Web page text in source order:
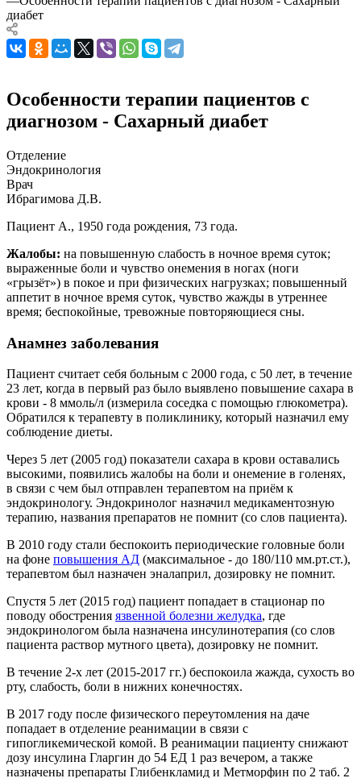
диабет
Особенности терапии пациентов с
диагнозом - Сахарный диабет
Отделение
Эндокринология
Врач
Ибрагимова Д.В.
Пациент А., 1950 года рождения, 73 года.
Жалобы: на повышенную слабость в ночное время суток;
выраженные боли и чувство онемения в ногах (ноги
«грызёт») в покое и при физических нагрузках; повышенный
аппетит в ночное время суток, чувство жажды в утреннее
время; беспокойные, тревожные повторяющиеся сны.
Анамнез заболевания
Пациент считает себя больным с 2000 года, с 50 лет, в течение
23 лет, когда в первый раз было выявлено повышение сахара в
крови - 8 ммоль/л (измерила соседка с помощью глюкометра).
Обратился к терапевту в поликлинику, который назначил ему
соблюдение диеты.
Через 5 лет (2005 год) показатели сахара в крови оставались
высокими, появились жалобы на боли и онемение в голенях,
в связи с чем был отправлен терапевтом на приём к
эндокринологу. Эндокринолог назначил медикаментозную
терапию, названия препаратов не помнит (со слов пациента).
В 2010 году стали беспокоить периодические головные боли
на фоне повышения АД (максимальное - до 180/110 мм.рт.ст.),
терапевтом был назначен эналаприл, дозировку не помнит.
Спустя 5 лет (2015 год) пациент попадает в стационар по
поводу обострения язвенной болезни желудка, где
эндокринологом была назначена инсулинотерапия (со слов
пациента раствор мутного цвета), дозировку не помнит.
В течение 2-х лет (2015-2017 гг.) беспокоила жажда, сухость во
рту, слабость, боли в нижних конечностях.
В 2017 году после физического переутомления на даче
попадает в отделение реанимации в связи с
гипогликемической комой. В реанимации пациенту снижают
дозу инсулина Гларгин до 54 ЕД 1 раз вечером, а также
назначены препараты Глибенкламид и Метморфин по 2 таб. 2